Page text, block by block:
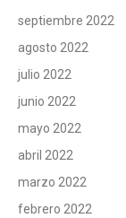
septiembre 2022
agosto 2022
julio 2022
junio 2022
mayo 2022
abril 2022
marzo 2022
febrero 2022